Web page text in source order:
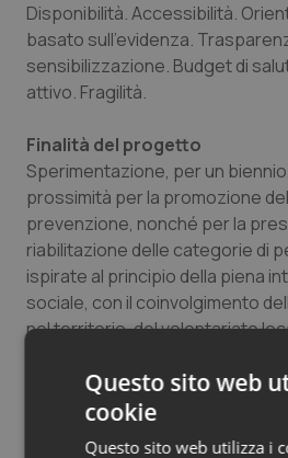
Disponibilità. Accessibilità.
basato sull'evidenza.
sensibilizzazione. Budget di
attivo. Fragilità.
Finalità del progetto
Sperimentazione, per un
prossimità per la promozione
prevenzione, nonché per la
riabilitazione delle categorie di
ispirate al principio della piena
sociale, con il coinvolgimento
nel territorio, del volontariato
devono prevedere modalità di
le scelte di istituzionalizzazione,
Questo sito web
cookie
Questo sito web utilizza i